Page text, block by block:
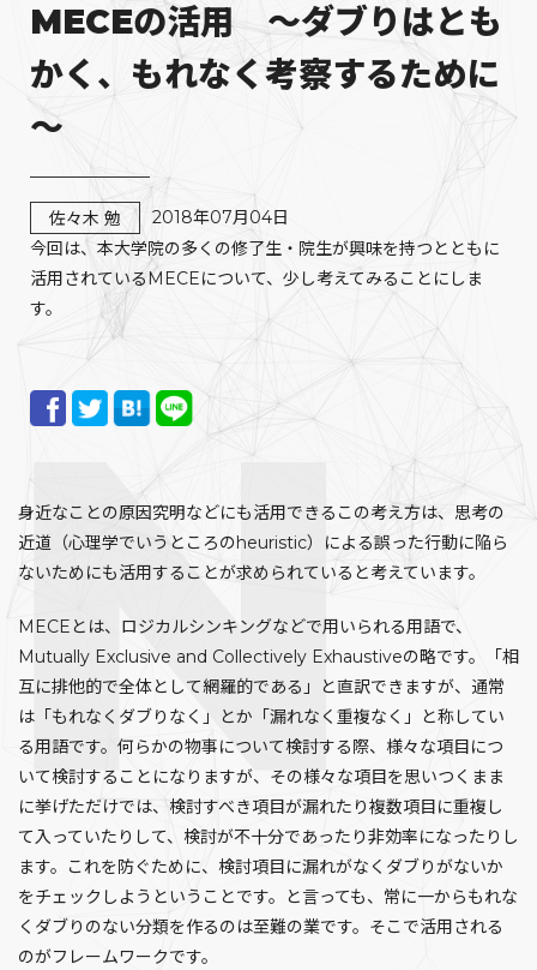
MECEの活用 ～ダブりはとも
かく、もれなく考察するために
～
佐々木 勉
2018年07月04日
今回は、本大学院の多くの修了生・院生が興味を持つとともに
活用されているMECEについて、少し考えてみることにしま
す。
身近なことの原因究明などにも活用できるこの考え方は、思考の
近道（心理学でいうところのheuristic）による誤った行動に陥ら
ないためにも活用することが求められていると考えています。
MECEとは、ロジカルシンキングなどで用いられる用語で、
Mutually Exclusive and Collectively Exhaustiveの略です。「相
互に排他的で全体として網羅的である」と直訳できますが、通常
は「もれなくダブりなく」とか「漏れなく重複なく」と称してい
る用語です。何らかの物事について検討する際、様々な項目につ
いて検討することになりますが、その様々な項目を思いつくまま
に挙げただけでは、検討すべき項目が漏れたり複数項目に重複し
て入っていたりして、検討が不十分であったり非効率になったりし
ます。これを防ぐために、検討項目に漏れがなくダブりがないか
をチェックしようということです。と言っても、常に一からもれな
くダブりのない分類を作るのは至難の業です。そこで活用される
のがフレームワークです。